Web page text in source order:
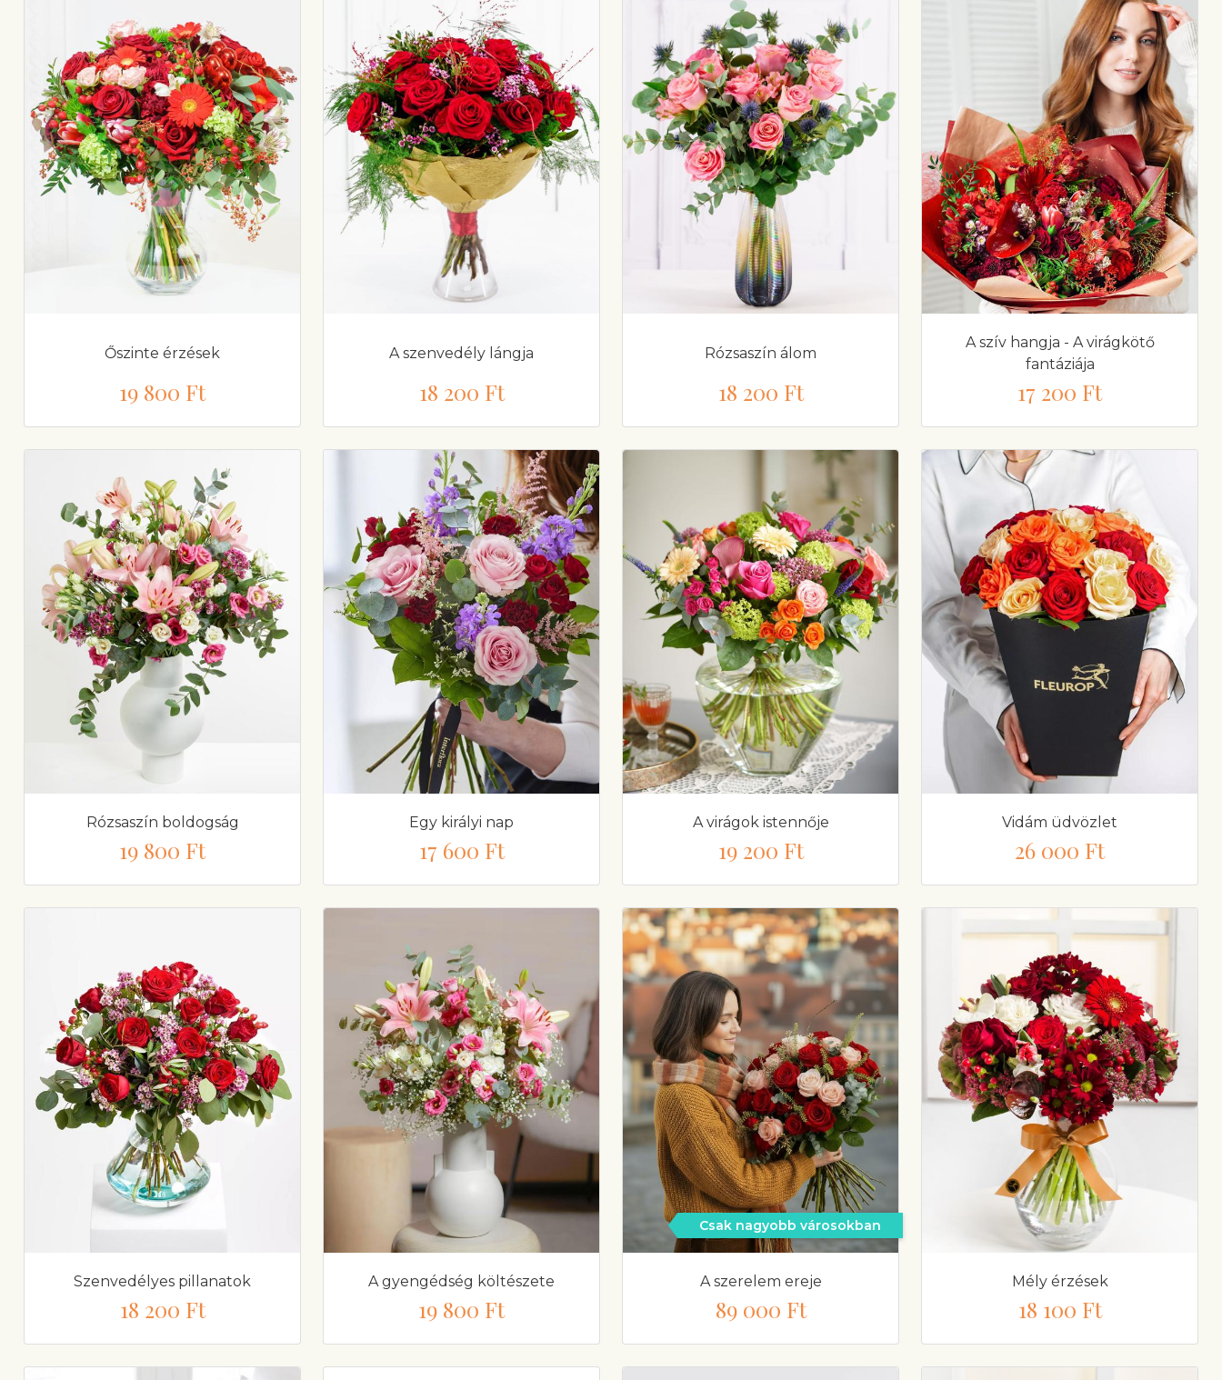
Őszinte érzések
19 800 Ft
A szenvedély lángja
18 200 Ft
Rózsaszín álom
18 200 Ft
A szív hangja - A virágkötő
fantáziája
17 200 Ft
Rózsaszín boldogság
19 800 Ft
Egy királyi nap
17 600 Ft
A virágok istennője
19 200 Ft
Vidám üdvözlet
26 000 Ft
Szenvedélyes pillanatok
18 200 Ft
A gyengédség költészete
19 800 Ft
Csak nagyobb városokban
A szerelem ereje
89 000 Ft
Mély érzések
18 100 Ft